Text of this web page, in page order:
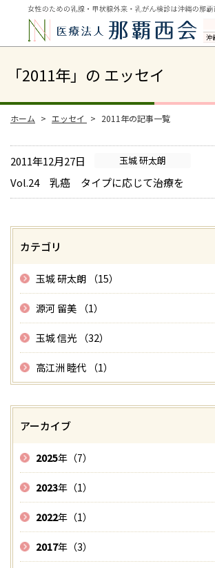
「2011年」の エッセイ
ホーム エッセイ 2011年の記事一覧
2011年12月27日 玉城 研太朗
Vol.24 乳癌 タイプに応じて治療を
カテゴリ
玉城 研太朗 （15）
源河 留美 （1）
玉城 信光 （32）
高江洲 睦代 （1）
アーカイブ
2025年（7）
2023年（1）
2022年（1）
2017年（3）